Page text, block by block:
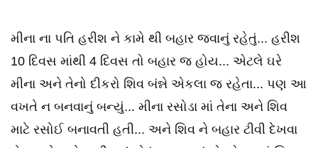
મીના ના પતિ હરીશ ને કામે થી બહાર જવાનું રહેતું... હરીશ
10 દિવસ માંથી 4 દિવસ તો બહાર જ હોય... એટલે ઘરે
મીના અને તેનો દીકરો શિવ બંન્ને એકલા જ રહેતા... પણ આ
વખતે ન બનવાનું બન્યું... મીના રસોડા માં તેના અને શિવ
માટે રસોઈ બનાવતી હતી... અને શિવ ને બહાર ટીવી દેખવા